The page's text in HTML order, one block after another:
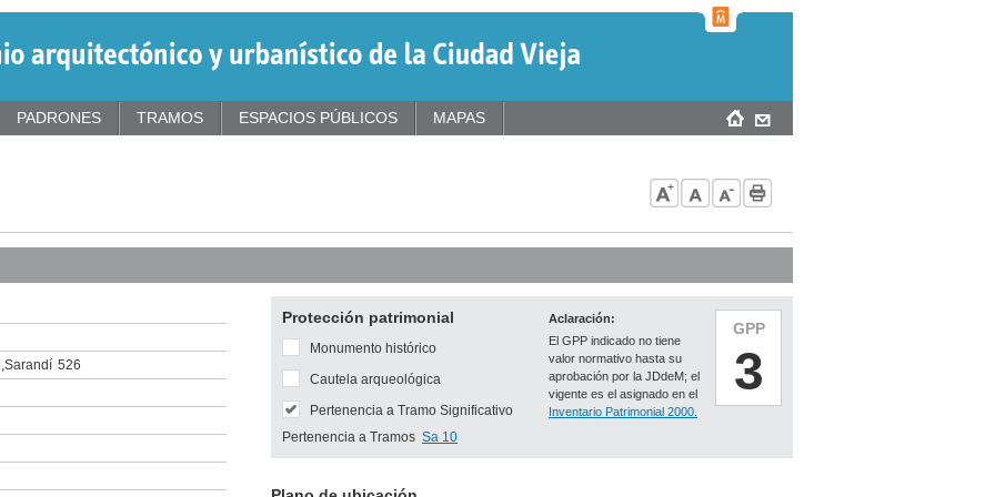
,Sarandí 526
Protección patrimonial
GPP
3
Aclaración:
El GPP indicado no tiene
valor normativo hasta su
aprobación por la JDdeM; el
vigente es el asignado en el
Inventario Patrimonial 2000.
Monumento histórico
Cautela arqueológica
Pertenencia a Tramo Significativo
Pertenencia a Tramos Sa 10
PADRONES TRAMOS ESPACIOS PÚBLICOS MAPAS